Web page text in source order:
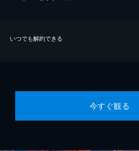
いつでも解約できる
今すぐ観る